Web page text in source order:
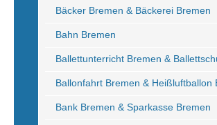
Bäcker Bremen & Bäckerei Bremen
Bahn Bremen
Ballettunterricht Bremen &
Ballonfahrt Bremen & Heißluftballon
Bank Bremen & Sparkasse Bremen